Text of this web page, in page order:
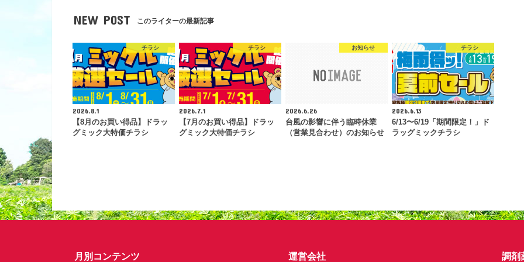
NEW POST このライターの最新記事
チラシ
2026.8.1
【8月のお買い得品】ドラッ
グミック大特価チラシ
チラシ
2026.7.1
【7月のお買い得品】ドラッ
グミック大特価チラシ
お知らせ
2026.6.26
台風の影響に伴う臨時休業
（営業見合わせ）のお知らせ
チラシ
2026.6.13
6/13〜6/19「期間限定！」ド
ラッグミックチラシ
月別コンテンツ 運営会社 調剤